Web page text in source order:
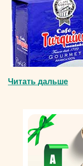
использованию
молотый
Читать дальше